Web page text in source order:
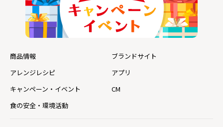
商品情報
ブランドサイト
アレンジレシピ
アプリ
キャンペーン・イベント
CM
食の安全・環境活動